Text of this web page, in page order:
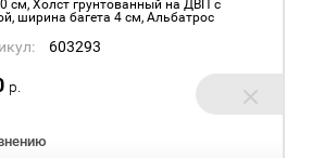
см, Холст грунтованный на ДВП с
ширина багета 4 см, Альбатрос
603293
р.